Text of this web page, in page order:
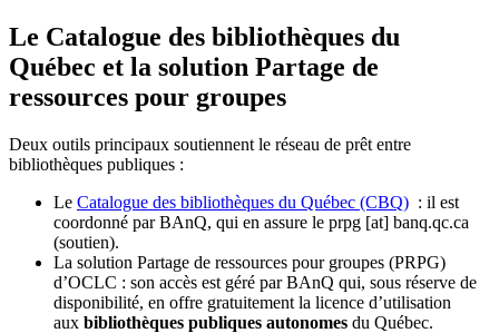
Le Catalogue des bibliothèques du
Québec et la solution Partage de
ressources pour groupes
Deux outils principaux soutiennent le réseau de prêt entre
bibliothèques publiques :
Le Catalogue des bibliothèques du Québec (CBQ) : il est
coordonné par BAnQ, qui en assure le prpg [at] banq.qc.ca
(soutien).
La solution Partage de ressources pour groupes (PRPG)
d’OCLC : son accès est géré par BAnQ qui, sous réserve de
disponibilité, en offre gratuitement la licence d’utilisation
aux bibliothèques publiques autonomes du Québec.